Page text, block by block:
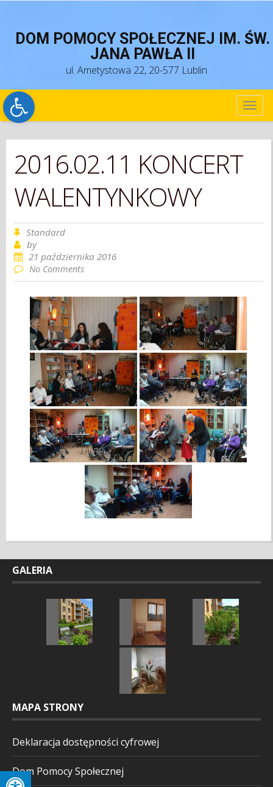
Open toolbar
DOM POMOCY SPOŁECZNEJ IM. ŚW.
JANA PAWŁA II
ul. Ametystowa 22, 20-577 Lublin
2016.02.11 KONCERT
WALENTYNKOWY
Standard
by
21 października 2016
No Comments
GALERIA
MAPA STRONY
Deklaracja dostępności cyfrowej
Dom Pomocy Społecznej